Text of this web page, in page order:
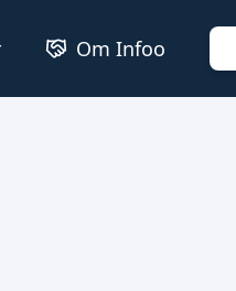
Om Infoo